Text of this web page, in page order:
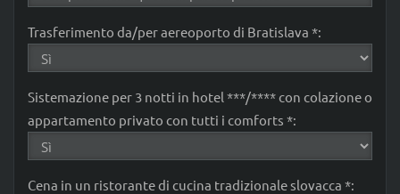
Trasferimento da/per aereoporto di Bratislava *:
Sistemazione per 3 notti in hotel ***/**** con colazione o
appartamento privato con tutti i comforts *:
Cena in un ristorante di cucina tradizionale slovacca *: